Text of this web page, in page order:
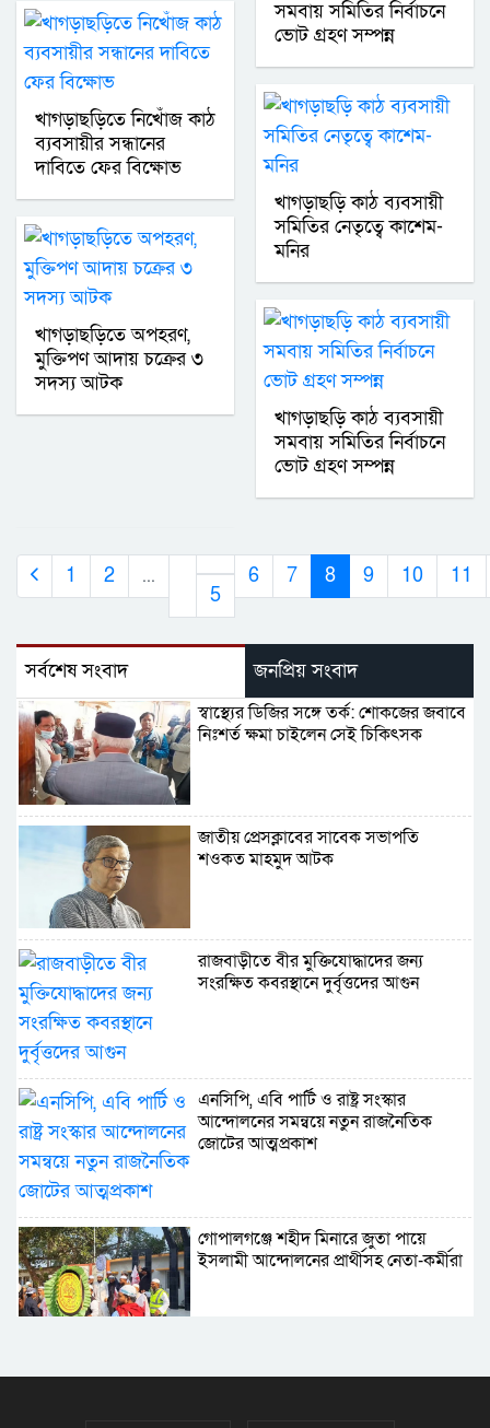
খাগড়াছড়িতে নিখোঁজ কাঠ
ব্যবসায়ীর সন্ধানের
দাবিতে ফের বিক্ষোভ
খাগড়াছড়িতে অপহরণ,
মুক্তিপণ আদায় চক্রের ৩
সদস্য আটক
সমবায় সমিতির নির্বাচনে
ভোট গ্রহণ সম্পন্ন
খাগড়াছড়ি কাঠ ব্যবসায়ী
সমিতির নেতৃত্বে কাশেম-
মনির
খাগড়াছড়ি কাঠ ব্যবসায়ী
সমবায় সমিতির নির্বাচনে
ভোট গ্রহণ সম্পন্ন
1 2 ...
5
6 7 8 9 10 11
সর্বশেষ সংবাদ জনপ্রিয় সংবাদ
স্বাস্থ্যের ডিজির সঙ্গে তর্ক: শোকজের জবাবে
নিঃশর্ত ক্ষমা চাইলেন সেই চিকিৎসক
জাতীয় প্রেসক্লাবের সাবেক সভাপতি
শওকত মাহমুদ আটক
রাজবাড়ীতে বীর মুক্তিযোদ্ধাদের জন্য
সংরক্ষিত কবরস্থানে দুর্বৃত্তদের আগুন
এনসিপি, এবি পার্টি ও রাষ্ট্র সংস্কার
আন্দোলনের সমন্বয়ে নতুন রাজনৈতিক
জোটের আত্মপ্রকাশ
গোপালগঞ্জে শহীদ মিনারে জুতা পায়ে
ইসলামী আন্দোলনের প্রার্থীসহ নেতা-কর্মীরা